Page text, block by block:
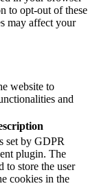
to opt-out of these
may affect your
website to
and
set by GDPR
plugin. The
to store the user
cookies in the